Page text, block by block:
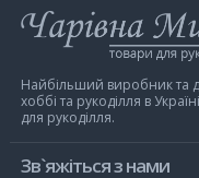
Інтернет-
магазин
Мить
Найбільший виробник та
хоббі та рукоділля в
для рукоділля.
Зв`яжіться з нами